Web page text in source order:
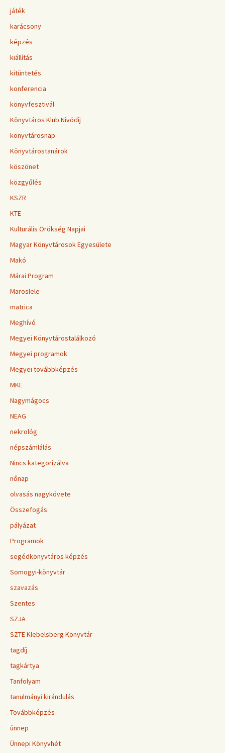
játék
karácsony
képzés
kiállítás
kitüntetés
konferencia
könyvfesztivál
Könyvtáros Klub Nívódíj
könyvtárosnap
Könyvtárostanárok
köszönet
közgyűlés
KSZR
KTE
Kulturális Örökség Napjai
Magyar Könyvtárosok Egyesülete
Makó
Márai Program
Maroslele
matrica
Meghívó
Megyei Könyvtárostalálkozó
Megyei programok
Megyei továbbképzés
MKE
Nagymágocs
NEAG
nekrológ
népszámlálás
Nincs kategorizálva
nőnap
olvasás nagykövete
Összefogás
pályázat
Programok
segédkönyvtáros képzés
Somogyi-könyvtár
szavazás
Szentes
SZJA
SZTE Klebelsberg Könyvtár
tagdíj
tagkártya
Tanfolyam
tanulmányi kirándulás
Továbbképzés
ünnep
Ünnepi Könyvhét